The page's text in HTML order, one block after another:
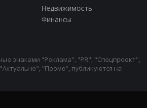
Недвижимость
Финансы
знаками "Реклама", "PR", "Спецпроект",
"Промо", публикуются на